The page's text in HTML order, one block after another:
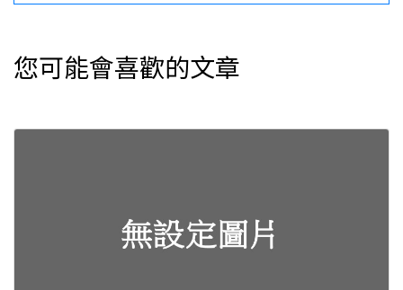
您可能會喜歡的文章